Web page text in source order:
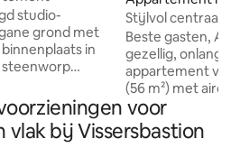
studio-
grond met
in
steenworp
monumenten
minuut lopen
Stijlvol centraal
Parlement
Beste gasten, Appartement Leo, een
gezellig, onlangs
appartement van
(56 m²) met
inch tv, wacht op
om onze
bezoeken, een
voor
vlak bij Vissersbastion